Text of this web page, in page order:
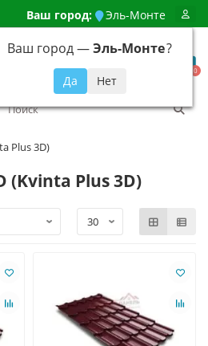
Ваш город: Эль-Монте
Ваш город —Эль-Монте?
648-92-94
0
Plus 3D)
(Kvinta Plus 3D)